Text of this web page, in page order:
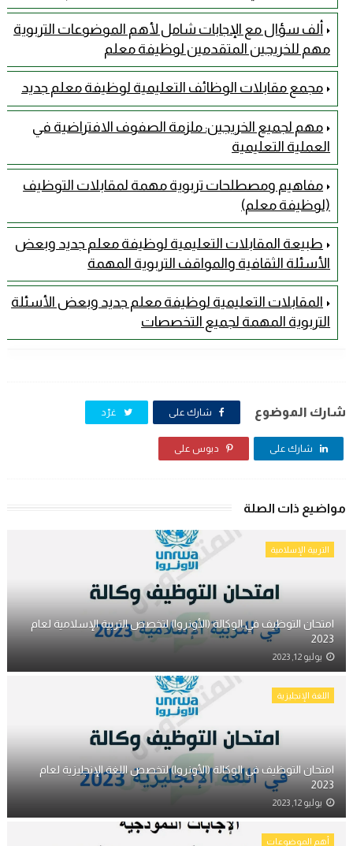
ألف سؤال مع الإجابات شامل لأهم الموضوعات التربوية
مهم للخريجين المتقدمين لوظيفة معلم
مجمع مقابلات الوظائف التعليمية لوظيفة معلم جديد
مهم لجميع الخريجين: ملزمة الصفوف الافتراضية في
العملية التعليمية
مفاهيم ومصطلحات تربوية مهمة لمقابلات التوظيف
(لوظيفة معلم)
طبيعة المقابلات التعليمية لوظيفة معلم جديد وبعض
الأسئلة الثقافية والمواقف التربوية المهمة
المقابلات التعليمية لوظيفة معلم جديد وبعض الأسئلة
التربوية المهمة لجميع التخصصات
شارك الموضوع شارك على غرّد
شارك على دبوس على
مواضيع ذات الصلة
التربية الإسلامية
امتحان التوظيف في الوكالة (الأونروا) لتخصص التربية الإسلامية لعام
2023
يوليو 12, 2023
اللغة الإنجليزية
امتحان التوظيف في الوكالة (الأونروا) لتخصص اللغة الإنجليزية لعام
2023
يوليو 12, 2023
أهم الموضوعات